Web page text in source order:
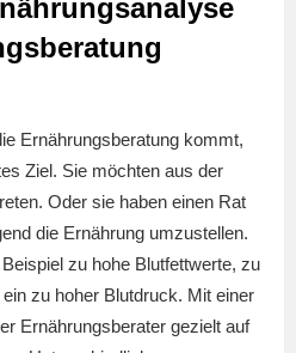
Ernährungsberatung kommt,
Ziel. Sie möchten aus der
Oder sie haben einen Rat
die Ernährung umzustellen.
zu hohe Blutfettwerte, zu
zu hoher Blutdruck. Mit einer
Ernährungsberater gezielt auf